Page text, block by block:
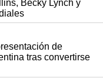
Becky Lynch y
de
tras convertirse